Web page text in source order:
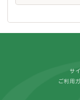
サ
ご利用